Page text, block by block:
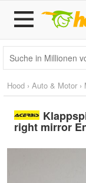
Hood › Auto & Motor ›
right mirror